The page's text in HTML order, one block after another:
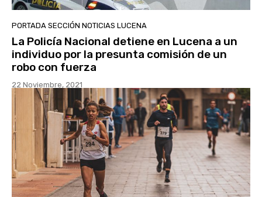
PORTADA SECCIÓN NOTICIAS LUCENA
La Policía Nacional detiene en Lucena a un
individuo por la presunta comisión de un
robo con fuerza
22 Noviembre, 2021